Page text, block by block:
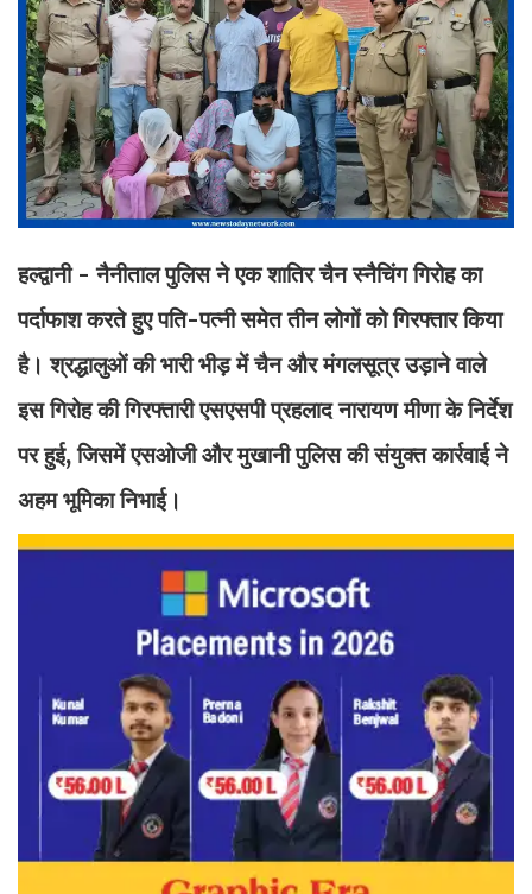
हल्द्वानी - नैनीताल पुलिस ने एक शातिर चैन स्नैचिंग गिरोह का
पर्दाफाश करते हुए पति-पत्नी समेत तीन लोगों को गिरफ्तार किया
है। श्रद्धालुओं की भारी भीड़ में चैन और मंगलसूत्र उड़ाने वाले
इस गिरोह की गिरफ्तारी एसएसपी प्रहलाद नारायण मीणा के निर्देश
पर हुई, जिसमें एसओजी और मुखानी पुलिस की संयुक्त कार्रवाई ने
अहम भूमिका निभाई।